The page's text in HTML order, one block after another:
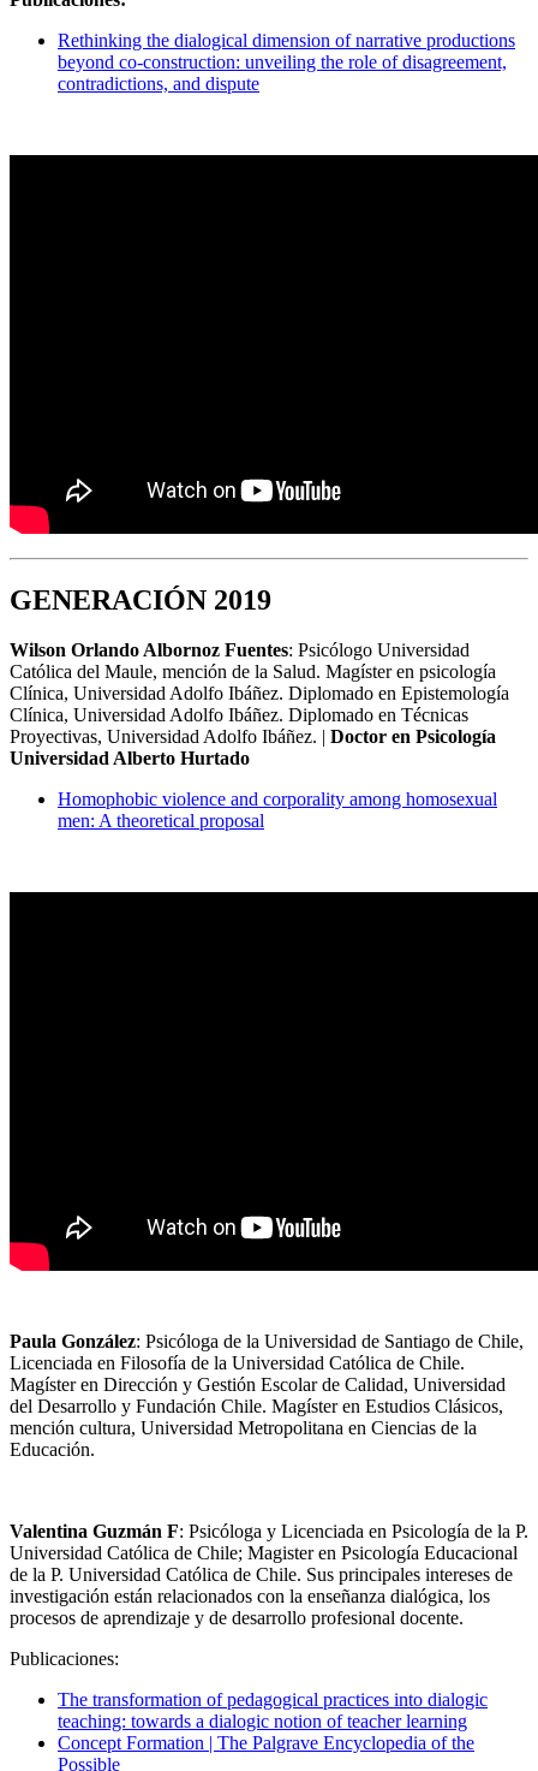
Rethinking the dialogical dimension of narrative productions
beyond co-construction: unveiling the role of disagreement,
contradictions, and dispute
GENERACIÓN 2019
Wilson Orlando Albornoz Fuentes: Psicólogo Universidad
Católica del Maule, mención de la Salud. Magíster en psicología
Clínica, Universidad Adolfo Ibáñez. Diplomado en Epistemología
Clínica, Universidad Adolfo Ibáñez. Diplomado en Técnicas
Proyectivas, Universidad Adolfo Ibáñez. | Doctor en Psicología
Universidad Alberto Hurtado
Homophobic violence and corporality among homosexual
men: A theoretical proposal
Paula González: Psicóloga de la Universidad de Santiago de Chile,
Licenciada en Filosofía de la Universidad Católica de Chile.
Magíster en Dirección y Gestión Escolar de Calidad, Universidad
del Desarrollo y Fundación Chile. Magíster en Estudios Clásicos,
mención cultura, Universidad Metropolitana en Ciencias de la
Educación.
Valentina Guzmán F: Psicóloga y Licenciada en Psicología de la P.
Universidad Católica de Chile; Magister en Psicología Educacional
de la P. Universidad Católica de Chile. Sus principales intereses de
investigación están relacionados con la enseñanza dialógica, los
procesos de aprendizaje y de desarrollo profesional docente.
Publicaciones:
The transformation of pedagogical practices into dialogic
teaching: towards a dialogic notion of teacher learning
Concept Formation | The Palgrave Encyclopedia of the
Possible